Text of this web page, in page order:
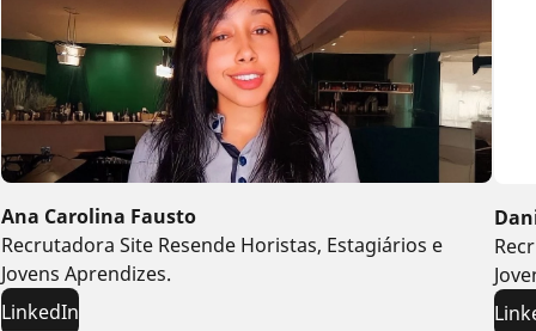
Ana Carolina Fausto
Recrutadora Site Resende Horistas, Estagiários e
Jovens Aprendizes.
LinkedIn